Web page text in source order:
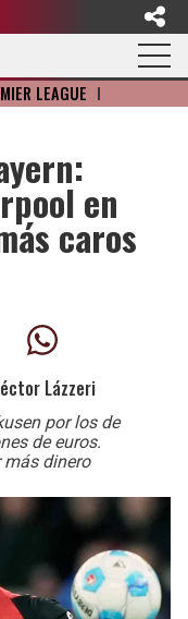
LEAGUE I
en
caros
Lázzeri
por los de
de euros.
dinero